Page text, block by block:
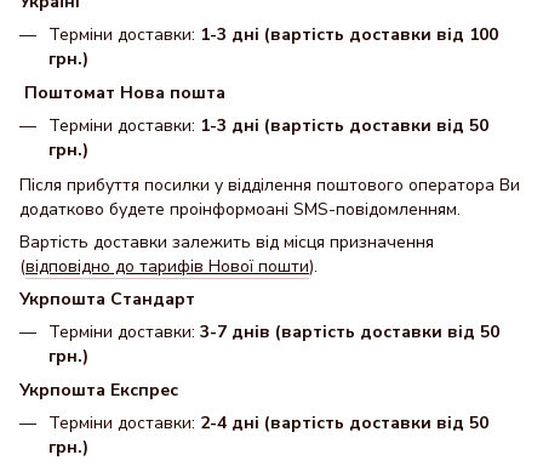
Терміни доставки: 1-3 дні (вартість доставки від 100
грн.)
Поштомат Нова пошта
Терміни доставки: 1-3 дні (вартість доставки від 50
грн.)
Після прибуття посилки у відділення поштового оператора Ви
додатково будете проінформоані SMS-повідомленням.
Вартість доставки залежить від місця призначення
(відповідно до тарифів Нової пошти).
Укрпошта Стандарт
Терміни доставки: 3-7 днів (вартість доставки від 50
грн.)
Укрпошта Експрес
Терміни доставки: 2-4 дні (вартість доставки від 50
грн.)